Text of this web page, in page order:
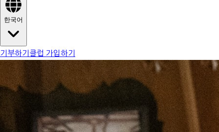
한국어
기부하기 클럽 가입하기